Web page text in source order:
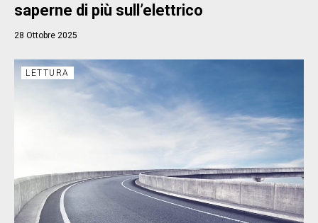
saperne di più sull’elettrico
28 Ottobre 2025
LETTURA